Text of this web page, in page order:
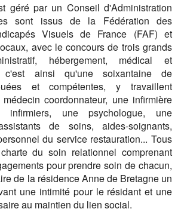
géré par un Conseil d'Administration
sont issus de la Fédération des
Visuels de France (FAF) et
avec le concours de trois grands
hébergement, médical et
c'est ainsi qu'une soixantaine de
et compétentes, y travaillent
coordonnateur, une infirmière
infirmiers, une psychologue, une
de soins, aides-soignants,
du service restauration... Tous
du soin relationnel comprenant
pour prendre soin de chacun,
de la résidence Anne de Bretagne un
une intimité pour le résidant et une
au maintien du lien social.